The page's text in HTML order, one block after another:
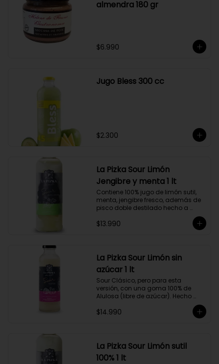
almendra 180 gr
$6.990
Jugo Bless 300 cc
$2.300
La Pizka Sour Limón
Jengibre y menta 1 lt
Contiene 100% jugo de limón sutil,
menta, jengibre fresco, además de
pisco doble destilado hecho a
Alejandría, Amarilla, Rosada y
$13.990
La Pizka Sour Limón sin
azúcar 1 lt
Sour Clásico, pero para esta
versión, con una goma 100% de
Alulosa (libre de azúcar). Hecho
100% con jugo de limón sutil y pisco
doble destilado de receta propia
hecho a partir de uva Moscatel de
corazón del Valle del Elqui.
$14.990
La Pizka Sour Limón sutil
100% 1 lt